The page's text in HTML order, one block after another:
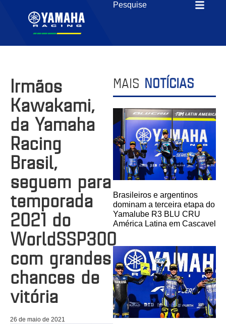
Irmãos
Kawakami,
da Yamaha
Racing
Brasil,
seguem para
temporada
2021 do
WorldSSP300
com grandes
chances de
vitória
26 de maio de 2021
MAIS NOTÍCIAS
Brasileiros e argentinos
dominam a terceira etapa do
Yamalube R3 BLU CRU
América Latina em Cascavel